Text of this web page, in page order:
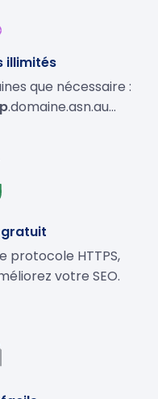
illimités
que nécessaire :
.domaine.asn.au…
gratuit
protocole HTTPS,
votre SEO.